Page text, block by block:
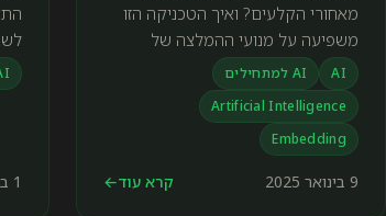
מאחורי הקלעים? ואיך הטכניקה הזו
משפיעה על מנועי ההמלצה של
פלטפורמות סטרימינג כמו נטפליקס,
ספוטיפיי ומנועי חיפוש כמו וגוגל?
AI
AI למתחילים
Artificial Intelligence
Embedding
9 בינואר 2025 קרא עוד← 1 בינואר 2025